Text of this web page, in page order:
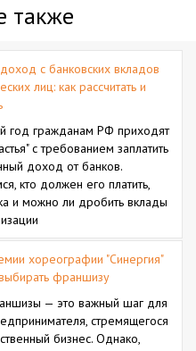
также
с банковских вкладов
лиц: как рассчитать и
год гражданам РФ приходят
с требованием заплатить
доход от банков.
кто должен его платить,
и можно ли дробить вклады
хореографии "Синергия"
франшизу
— это важный шаг для
стремящегося
бизнес. Однако,